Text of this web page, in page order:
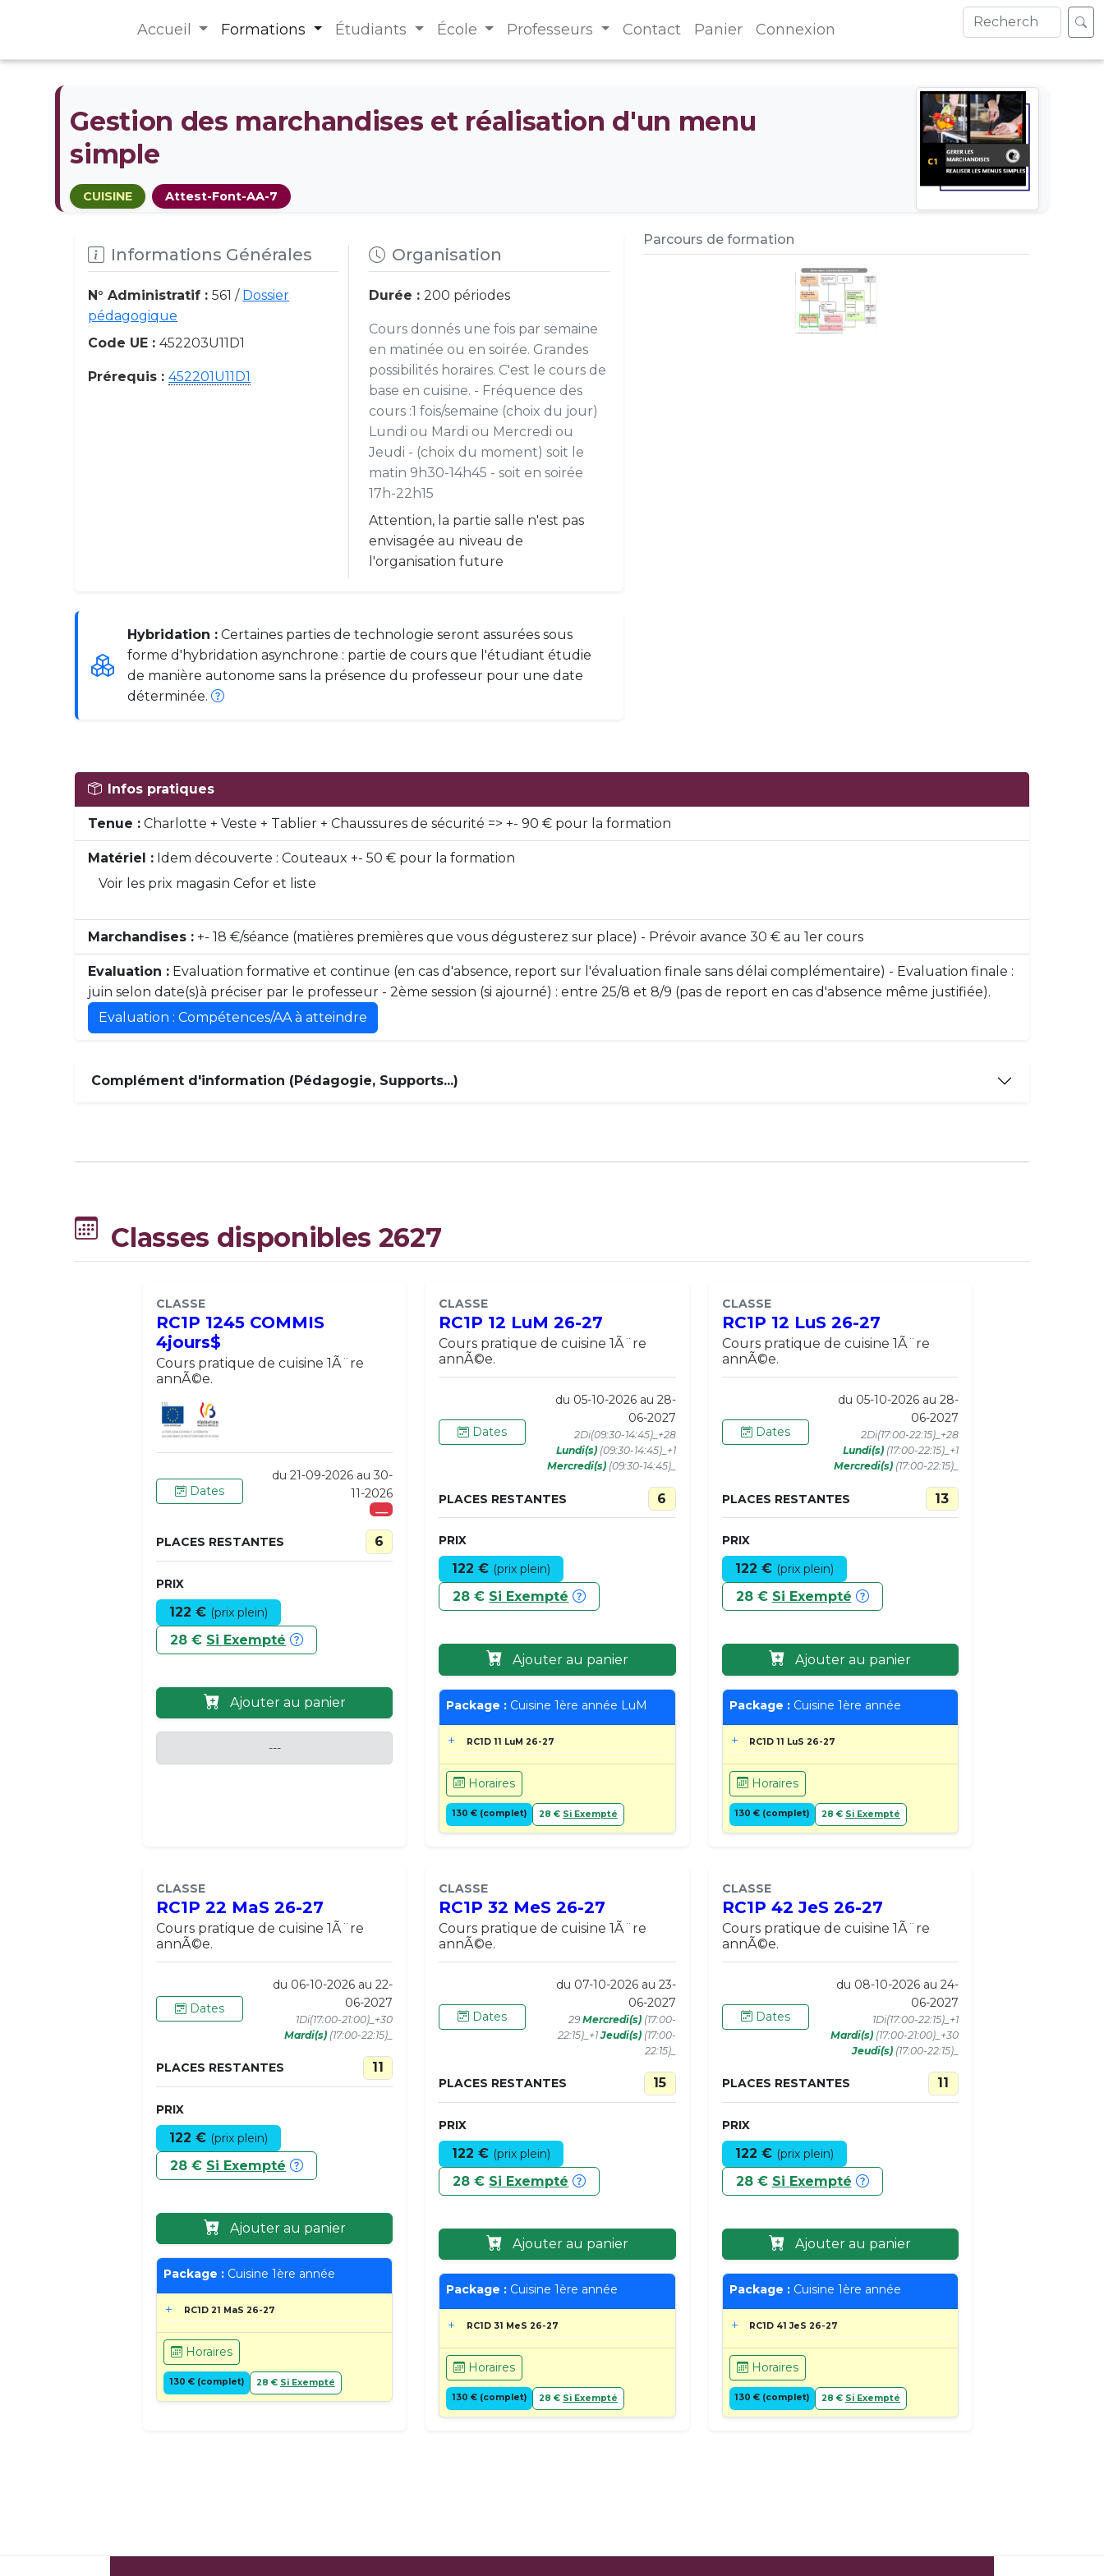
Accueil Formations Étudiants École Professeurs Contact Panier Connexion
Gestion des marchandises et réalisation d'un menu
simple
CUISINE Attest-Font-AA-7
Informations Générales
N° Administratif :561 / Dossier
pédagogique
Code UE :452203U11D1
Prérequis :452201U11D1
Organisation
Durée : 200 périodes
Cours donnés une fois par semaine
en matinée ou en soirée. Grandes
possibilités horaires. C'est le cours de
base en cuisine. - Fréquence des
cours :1 fois/semaine (choix du jour)
Lundi ou Mardi ou Mercredi ou
Jeudi - (choix du moment) soit le
matin 9h30-14h45 - soit en soirée
17h-22h15
Attention, la partie salle n'est pas
envisagée au niveau de
l'organisation future
Hybridation : Certaines parties de technologie seront assurées sous
forme d'hybridation asynchrone : partie de cours que l'étudiant étudie
de manière autonome sans la présence du professeur pour une date
déterminée.
Parcours de formation
Infos pratiques
Tenue : Charlotte + Veste + Tablier + Chaussures de sécurité => +- 90 € pour la formation
Matériel : Idem découverte : Couteaux +- 50 € pour la formation
Voir les prix magasin Cefor et liste
Marchandises : +- 18 €/séance (matières premières que vous dégusterez sur place) - Prévoir avance 30 € au 1er cours
Evaluation : Evaluation formative et continue (en cas d'absence, report sur l'évaluation finale sans délai complémentaire) - Evaluation finale :
juin selon date(s)à préciser par le professeur - 2ème session (si ajourné) : entre 25/8 et 8/9 (pas de report en cas d'absence même justifiée).
Evaluation : Compétences/AA à atteindre
Complément d'information (Pédagogie, Supports...)
Classes disponibles 2627
CLASSE
RC1P 1245 COMMIS
4jours$
Cours pratique de cuisine 1Ã¨re
annÃ©e.
Dates
du 21-09-2026 au 30-
11-2026
___
PLACES RESTANTES 6
PRIX
122 € (prix plein)
28 € Si Exempté
Ajouter au panier
---
CLASSE
RC1P 12 LuM 26-27
Cours pratique de cuisine 1Ã¨re
annÃ©e.
Dates
du 05-10-2026 au 28-
06-2027
2Di(09:30-14:45)_+28
Lundi(s)(09:30-14:45)_+1
Mercredi(s)(09:30-14:45)_
PLACES RESTANTES 6
PRIX
122 € (prix plein)
28 € Si Exempté
Ajouter au panier
Package : Cuisine 1ère année LuM
RC1D 11 LuM 26-27
Horaires
130 € (complet) 28 € Si Exempté
CLASSE
RC1P 12 LuS 26-27
Cours pratique de cuisine 1Ã¨re
annÃ©e.
Dates
du 05-10-2026 au 28-
06-2027
2Di(17:00-22:15)_+28
Lundi(s)(17:00-22:15)_+1
Mercredi(s)(17:00-22:15)_
PLACES RESTANTES 13
PRIX
122 € (prix plein)
28 € Si Exempté
Ajouter au panier
Package :Cuisine 1ère année
RC1D 11 LuS 26-27
Horaires
130 € (complet) 28 € Si Exempté
CLASSE
RC1P 22 MaS 26-27
Cours pratique de cuisine 1Ã¨re
annÃ©e.
Dates
du 06-10-2026 au 22-
06-2027
1Di(17:00-21:00)_+30
Mardi(s) (17:00-22:15)_
PLACES RESTANTES 11
PRIX
122 € (prix plein)
28 € Si Exempté
Ajouter au panier
Package : Cuisine 1ère année
RC1D 21 MaS 26-27
Horaires
130 € (complet) 28 € Si Exempté
CLASSE
RC1P 32 MeS 26-27
Cours pratique de cuisine 1Ã¨re
annÃ©e.
Dates
du 07-10-2026 au 23-
06-2027
29 Mercredi(s)(17:00-
22:15)_+1Jeudi(s)(17:00-
22:15)_
PLACES RESTANTES 15
PRIX
122 € (prix plein)
28 € Si Exempté
Ajouter au panier
Package : Cuisine 1ère année
RC1D 31 MeS 26-27
Horaires
130 € (complet) 28 € Si Exempté
CLASSE
RC1P 42 JeS 26-27
Cours pratique de cuisine 1Ã¨re
annÃ©e.
Dates
du 08-10-2026 au 24-
06-2027
1Di(17:00-22:15)_+1
Mardi(s)(17:00-21:00)_+30
Jeudi(s)(17:00-22:15)_
PLACES RESTANTES 11
PRIX
122 € (prix plein)
28 € Si Exempté
Ajouter au panier
Package :Cuisine 1ère année
RC1D 41 JeS 26-27
Horaires
130 € (complet) 28 € Si Exempté